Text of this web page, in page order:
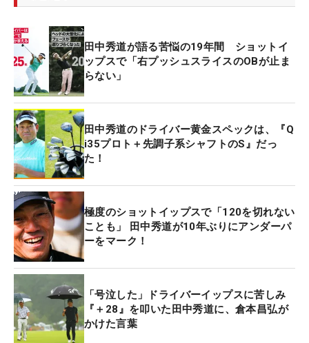
田中秀道が語る苦悩の19年間 ショットイ
ップスで「右プッシュスライスのOBが止ま
らない」
田中秀道のドライバー黄金スペックは、『Q
i35プロト＋先調子系シャフトのS』だっ
た！
極度のショットイップスで「120を切れない
ことも」 田中秀道が10年ぶりにアンダーパ
ーをマーク！
「号泣した」ドライバーイップスに苦しみ
『＋28』を叩いた田中秀道に、倉本昌弘が
かけた言葉